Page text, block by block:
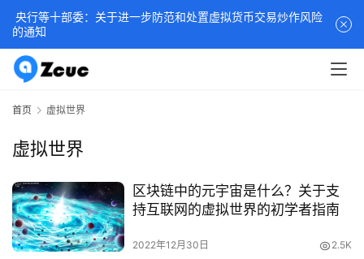
首页 虚拟世界
虚拟世界
区块链中的元宇宙是什么？关于支
持互联网的虚拟世界的初学者指南
2022年12月30日 2.5K
央行等十部委：关于进一步防范和处置虚拟货币交易炒作风险
的通知